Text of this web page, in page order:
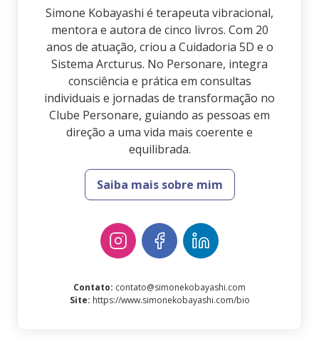
Simone Kobayashi é terapeuta vibracional,
mentora e autora de cinco livros. Com 20
anos de atuação, criou a Cuidadoria 5D e o
Sistema Arcturus. No Personare, integra
consciência e prática em consultas
individuais e jornadas de transformação no
Clube Personare, guiando as pessoas em
direção a uma vida mais coerente e
equilibrada.
Saiba mais sobre mim
Contato: contato@simonekobayashi.com
Site: https://www.simonekobayashi.com/bio